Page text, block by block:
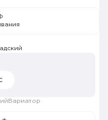
Вариатор